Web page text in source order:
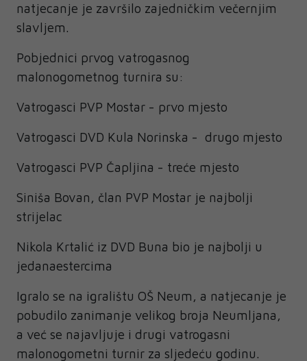
natjecanje je završilo zajedničkim večernjim
slavljem.
Pobjednici prvog vatrogasnog
malonogometnog turnira su:
Vatrogasci PVP Mostar - prvo mjesto
Vatrogasci DVD Kula Norinska - drugo mjesto
Vatrogasci PVP Čapljina - treće mjesto
Siniša Bovan, član PVP Mostar je najbolji
strijelac
Nikola Krtalić iz DVD Buna bio je najbolji u
jedanaestercima
Igralo se na igralištu OŠ Neum, a natjecanje je
pobudilo zanimanje velikog broja Neumljana,
a već se najavljuje i drugi vatrogasni
malonogometni turnir za sljedeću godinu.